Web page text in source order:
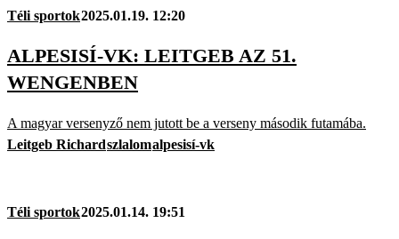
Téli sportok2025.01.19. 12:20
ALPESISÍ-VK: LEITGEB AZ 51.
WENGENBEN
A magyar versenyző nem jutott be a verseny második futamába.
Leitgeb Richardszlalomalpesisí-vk
Téli sportok2025.01.14. 19:51